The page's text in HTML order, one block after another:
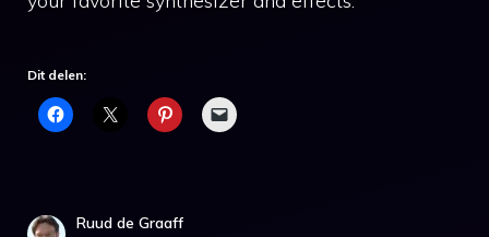
Dit delen:
Ruud de Graaff